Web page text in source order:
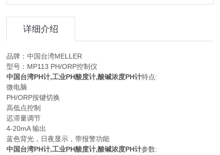
详细介绍
品牌：中国台湾MELLER
型号：MP113 PH/ORP控制仪
中国台湾PH计,工业PH酸度计,酸碱浓度PH计特点:
微电脑
PH/ORP按键切换
高低点控制
迟滞量调节
4-20mA 输出
蓝色背光，日夜显示，带报警功能
中国台湾PH计,工业PH酸度计,酸碱浓度PH计参数: